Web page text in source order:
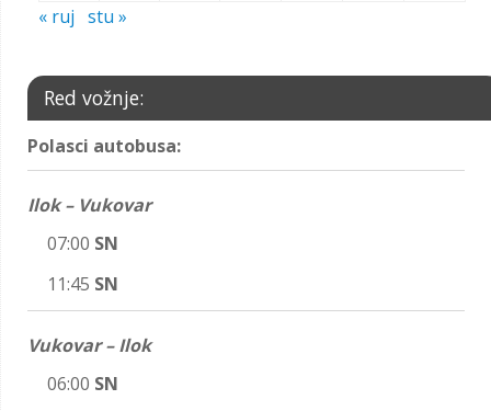
« ruj stu »
Red vožnje:
Polasci autobusa:
Ilok – Vukovar
07:00 SN
11:45 SN
Vukovar – Ilok
06:00 SN